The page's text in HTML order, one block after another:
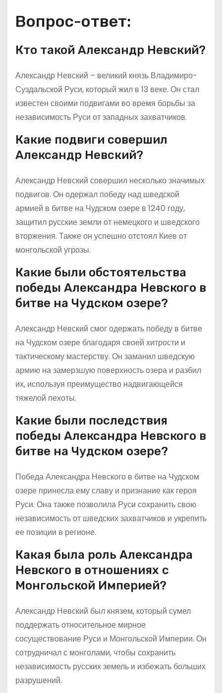
Вопрос-ответ:
Кто такой Александр Невский?
Александр Невский – великий князь Владимиро-
Суздальской Руси, который жил в 13 веке. Он стал
известен своими подвигами во время борьбы за
независимость Руси от западных захватчиков.
Какие подвиги совершил
Александр Невский?
Александр Невский совершил несколько значимых
подвигов. Он одержал победу над шведской
армией в битве на Чудском озере в 1240 году,
защитил русские земли от немецкого и шведского
вторжения. Также он успешно отстоял Киев от
монгольской угрозы.
Какие были обстоятельства
победы Александра Невского в
битве на Чудском озере?
Александр Невский смог одержать победу в битве
на Чудском озере благодаря своей хитрости и
тактическому мастерству. Он заманил шведскую
армию на замерзшую поверхность озера и разбил
их, используя преимущество надвигающейся
тяжелой пехоты.
Какие были последствия
победы Александра Невского в
битве на Чудском озере?
Победа Александра Невского в битве на Чудском
озере принесла ему славу и признание как героя
Руси. Она также позволила Руси сохранить свою
независимость от шведских захватчиков и укрепить
ее позиции в регионе.
Какая была роль Александра
Невского в отношениях с
Монгольской Империей?
Александр Невский был князем, который сумел
поддержать относительное мирное
сосуществование Руси и Монгольской Империи. Он
сотрудничал с монголами, чтобы сохранить
независимость русских земель и избежать больших
разрушений.